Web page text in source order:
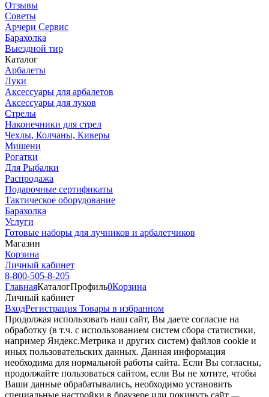
Отзывы
Советы
Арчери Сервис
Барахолка
Выездной тир
Каталог
Арбалеты
Луки
Аксессуары для арбалетов
Аксессуары для луков
Стрелы
Наконечники для стрел
Чехлы, Колчаны, Киверы
Мишени
Рогатки
Для Рыбалки
Распродажа
Подарочные сертификаты
Тактическое оборудование
Барахолка
Услуги
Готовые наборы для лучников и арбалетчиков
Магазин
Корзина
Личный кабинет
8-800-505-8-205
ГлавнаяКаталогПрофиль0Корзина
Личный кабинет
ВходРегистрация Товары в избранном
Продолжая использовать наш cайт, Вы даете согласие на
обработку (в т.ч. с использованием систем сбора статистики,
например Яндекс.Метрика и других систем) файлов cookie и
иных пользовательских данных. Данная информация
необходима для нормальной работы сайта. Если Вы согласны,
продолжайте пользоваться сайтом, если Вы не хотите, чтобы
Ваши данные обрабатывались, необходимо установить